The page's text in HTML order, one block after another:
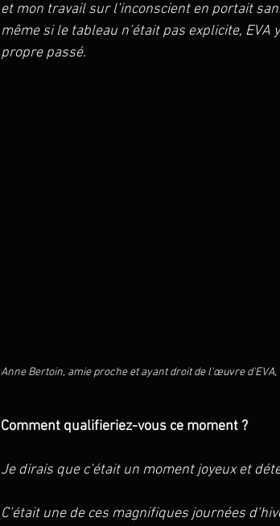
et mon travail sur l’inconscient en portait
même si le tableau n’était pas explicite, EVA
propre passé.
Anne Bertoin, amie proche et ayant droit de l'œuvre d'EVA,
Comment qualifieriez-vous ce moment ?
Je dirais que c’était un moment joyeux et
C’était une de ces magnifiques journées